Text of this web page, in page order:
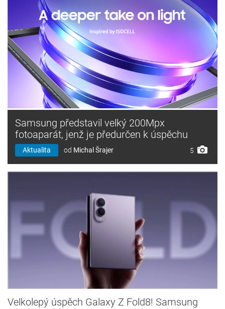
Samsung představil velký 200Mpx
fotoaparát, jenž je předurčen k úspěchu
Aktualita od Michal Šrajer 5
Velkolepý úspěch Galaxy Z Fold8! Samsung